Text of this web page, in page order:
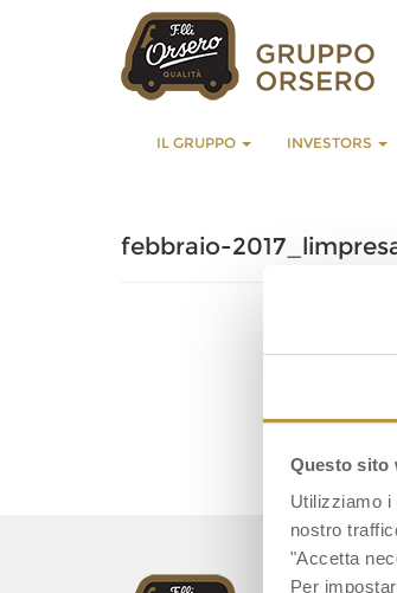
Questo sito
Utilizziamo i
nostro
"Accetta
Per
IL GRUPPO INVESTORS
febbraio-